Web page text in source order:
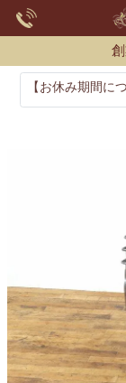
【お休み期間に